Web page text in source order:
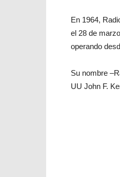
En 1964,
el 28 de
operando
Su nombre
UU John F.